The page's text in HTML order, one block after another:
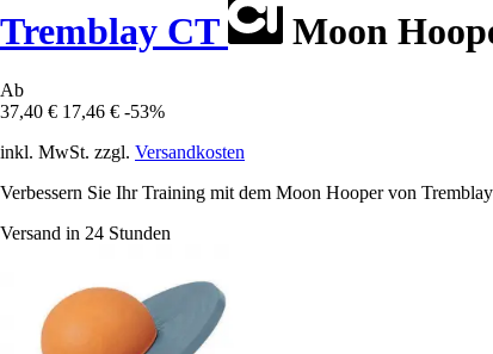
Tremblay CT Moon
Ab
37,40 € 17,46 € -53%
inkl. MwSt. zzgl. Versandkosten
Verbessern Sie Ihr Training mit dem Moon Hooper von
Versand in 24 Stunden